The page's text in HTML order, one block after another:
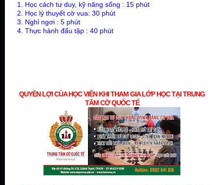
1. Học cách tư duy, kỹ năng sống : 15 phút
2. Học lý thuyết cờ vua: 30 phút
3. Nghỉ ngơi : 5 phút
4. Thực hành đấu tập : 40 phút
QUYỀN LỢI CỦA HỌC VIÊN KHI THAM GIA LỚP HỌC TẠI TRUNG
TÂM CỜ QUỐC TẾ